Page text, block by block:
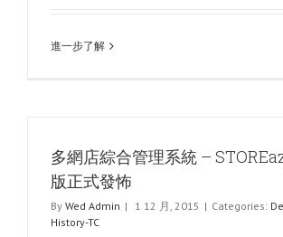
進一步了解
多網店綜合管理系統 –
版正式發怖
By Wed Admin | 1 12 月, 2015 | Categories:
History-TC